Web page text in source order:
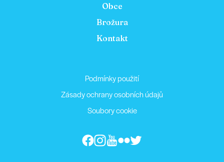
Obce
Brožura
Kontakt
Podmínky použití
Zásady ochrany osobních údajů
Soubory cookie